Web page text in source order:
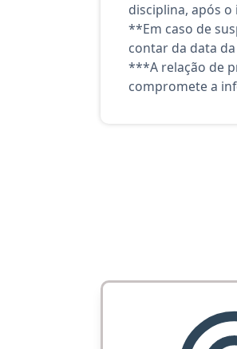
disciplina, após
**Em caso de
contar da data
***A relação de
compromete a